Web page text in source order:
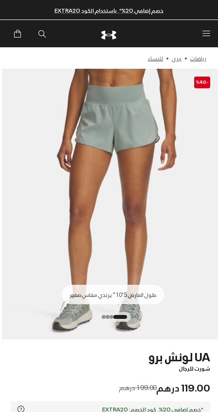
خصم إضافي 20%*. باستخدام الكود EXTRA20
رياضات جري للنساء
-%40
طول العارض 5'10" يرتدي مقاس صغير
UA لونش برو
شورت للرجال
119.00 درهم Price reduced from
199.00 درهم to
*خصم إضافي 20%. كود الخصم: EXTRA20